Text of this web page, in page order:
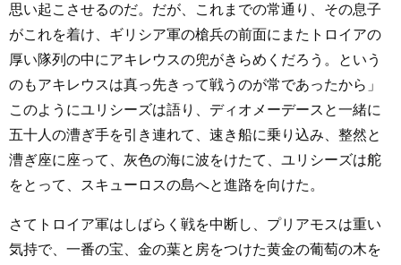
思い起こさせるのだ。だが、これまでの常通り、その息子
がこれを着け、ギリシア軍の槍兵の前面にまたトロイアの
厚い隊列の中にアキレウスの兜がきらめくだろう。という
のもアキレウスは真っ先きって戦うのが常であったから」
このようにユリシーズは語り、ディオメーデースと一緒に
五十人の漕ぎ手を引き連れて、速き船に乗り込み、整然と
漕ぎ座に座って、灰色の海に波をけたて、ユリシーズは舵
をとって、スキューロスの島へと進路を向けた。
さてトロイア軍はしばらく戦を中断し、プリアモスは重い
気持で、一番の宝、金の葉と房をつけた黄金の葡萄の木を